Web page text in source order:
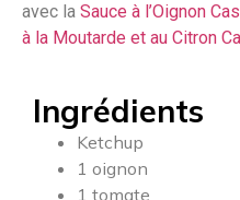
avec la Sauce à l’Oignon
à la Moutarde et au Citron
Ingrédients
Ketchup
1 oignon
1 tomate